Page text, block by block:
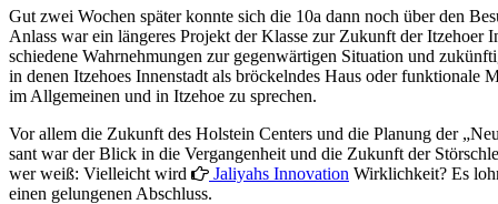
Gut zwei Wochen später konnte sich die 10a dann noch über den
Anlass war ein längeres Pro­jekt der Klasse zur Zu­kunft der
schiedene Wahr­nehmungen zur gegen­wärtigen Situation und
in denen Itzehoes Innen­stadt als bröckeln­des Haus oder
im Allge­meinen und in Itzehoe zu sprechen.
Vor allem die Zukunft des Holstein Centers und die Planung der
sant war der Blick in die Ver­gangen­heit und die Zukunft der
wer weiß: Vielleicht wird
Jaliyahs Innovation Wirklichkeit? Es
einen gelungenen Abschluss.